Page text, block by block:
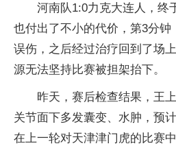
河南队1:0力克大连人，终
也付出了不小的代价，第3分
误伤，之后经过治疗回到了场
源无法坚持比赛被担架抬下。
昨天，赛后检查结果，王
关节面下多发囊变、水肿，预
在上一轮对天津津门虎的比赛